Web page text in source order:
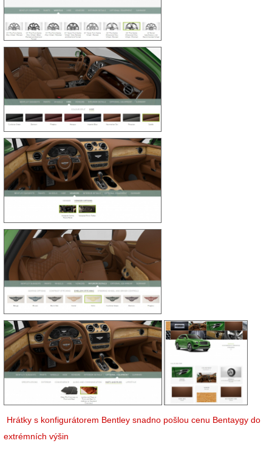
Hrátky s konfigurátorem Bentley snadno pošlou cenu Bentaygy do
extrémních výšin